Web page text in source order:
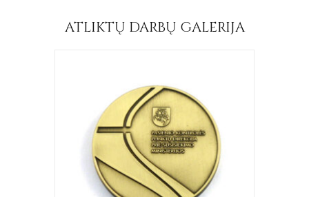
ATLIKTŲ DARBŲ GALERIJA